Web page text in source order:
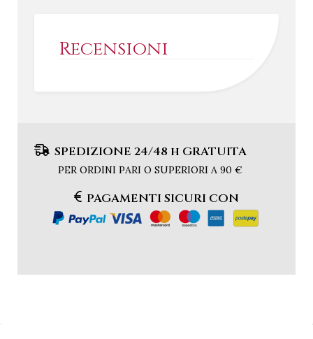
Recensioni
SPEDIZIONE 24/48 h GRATUITA
PER ORDINI PARI O SUPERIORI A 90 €
PAGAMENTI SICURI CON